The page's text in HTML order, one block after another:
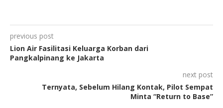
previous post
Lion Air Fasilitasi Keluarga Korban dari
Pangkalpinang ke Jakarta
next post
Ternyata, Sebelum Hilang Kontak, Pilot Sempat
Minta “Return to Base”